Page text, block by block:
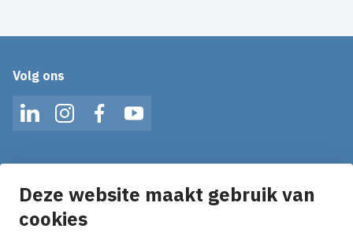
Deze website maakt gebruik van
cookies
Volg ons
LinkedInInstagramFacebookYouTube
Ontvang onze nieuws alerts in je mailbox!
E-mailadres